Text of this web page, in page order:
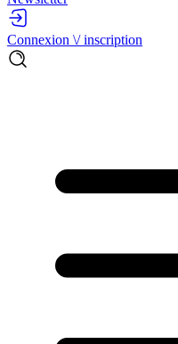
Connexion \/ inscription